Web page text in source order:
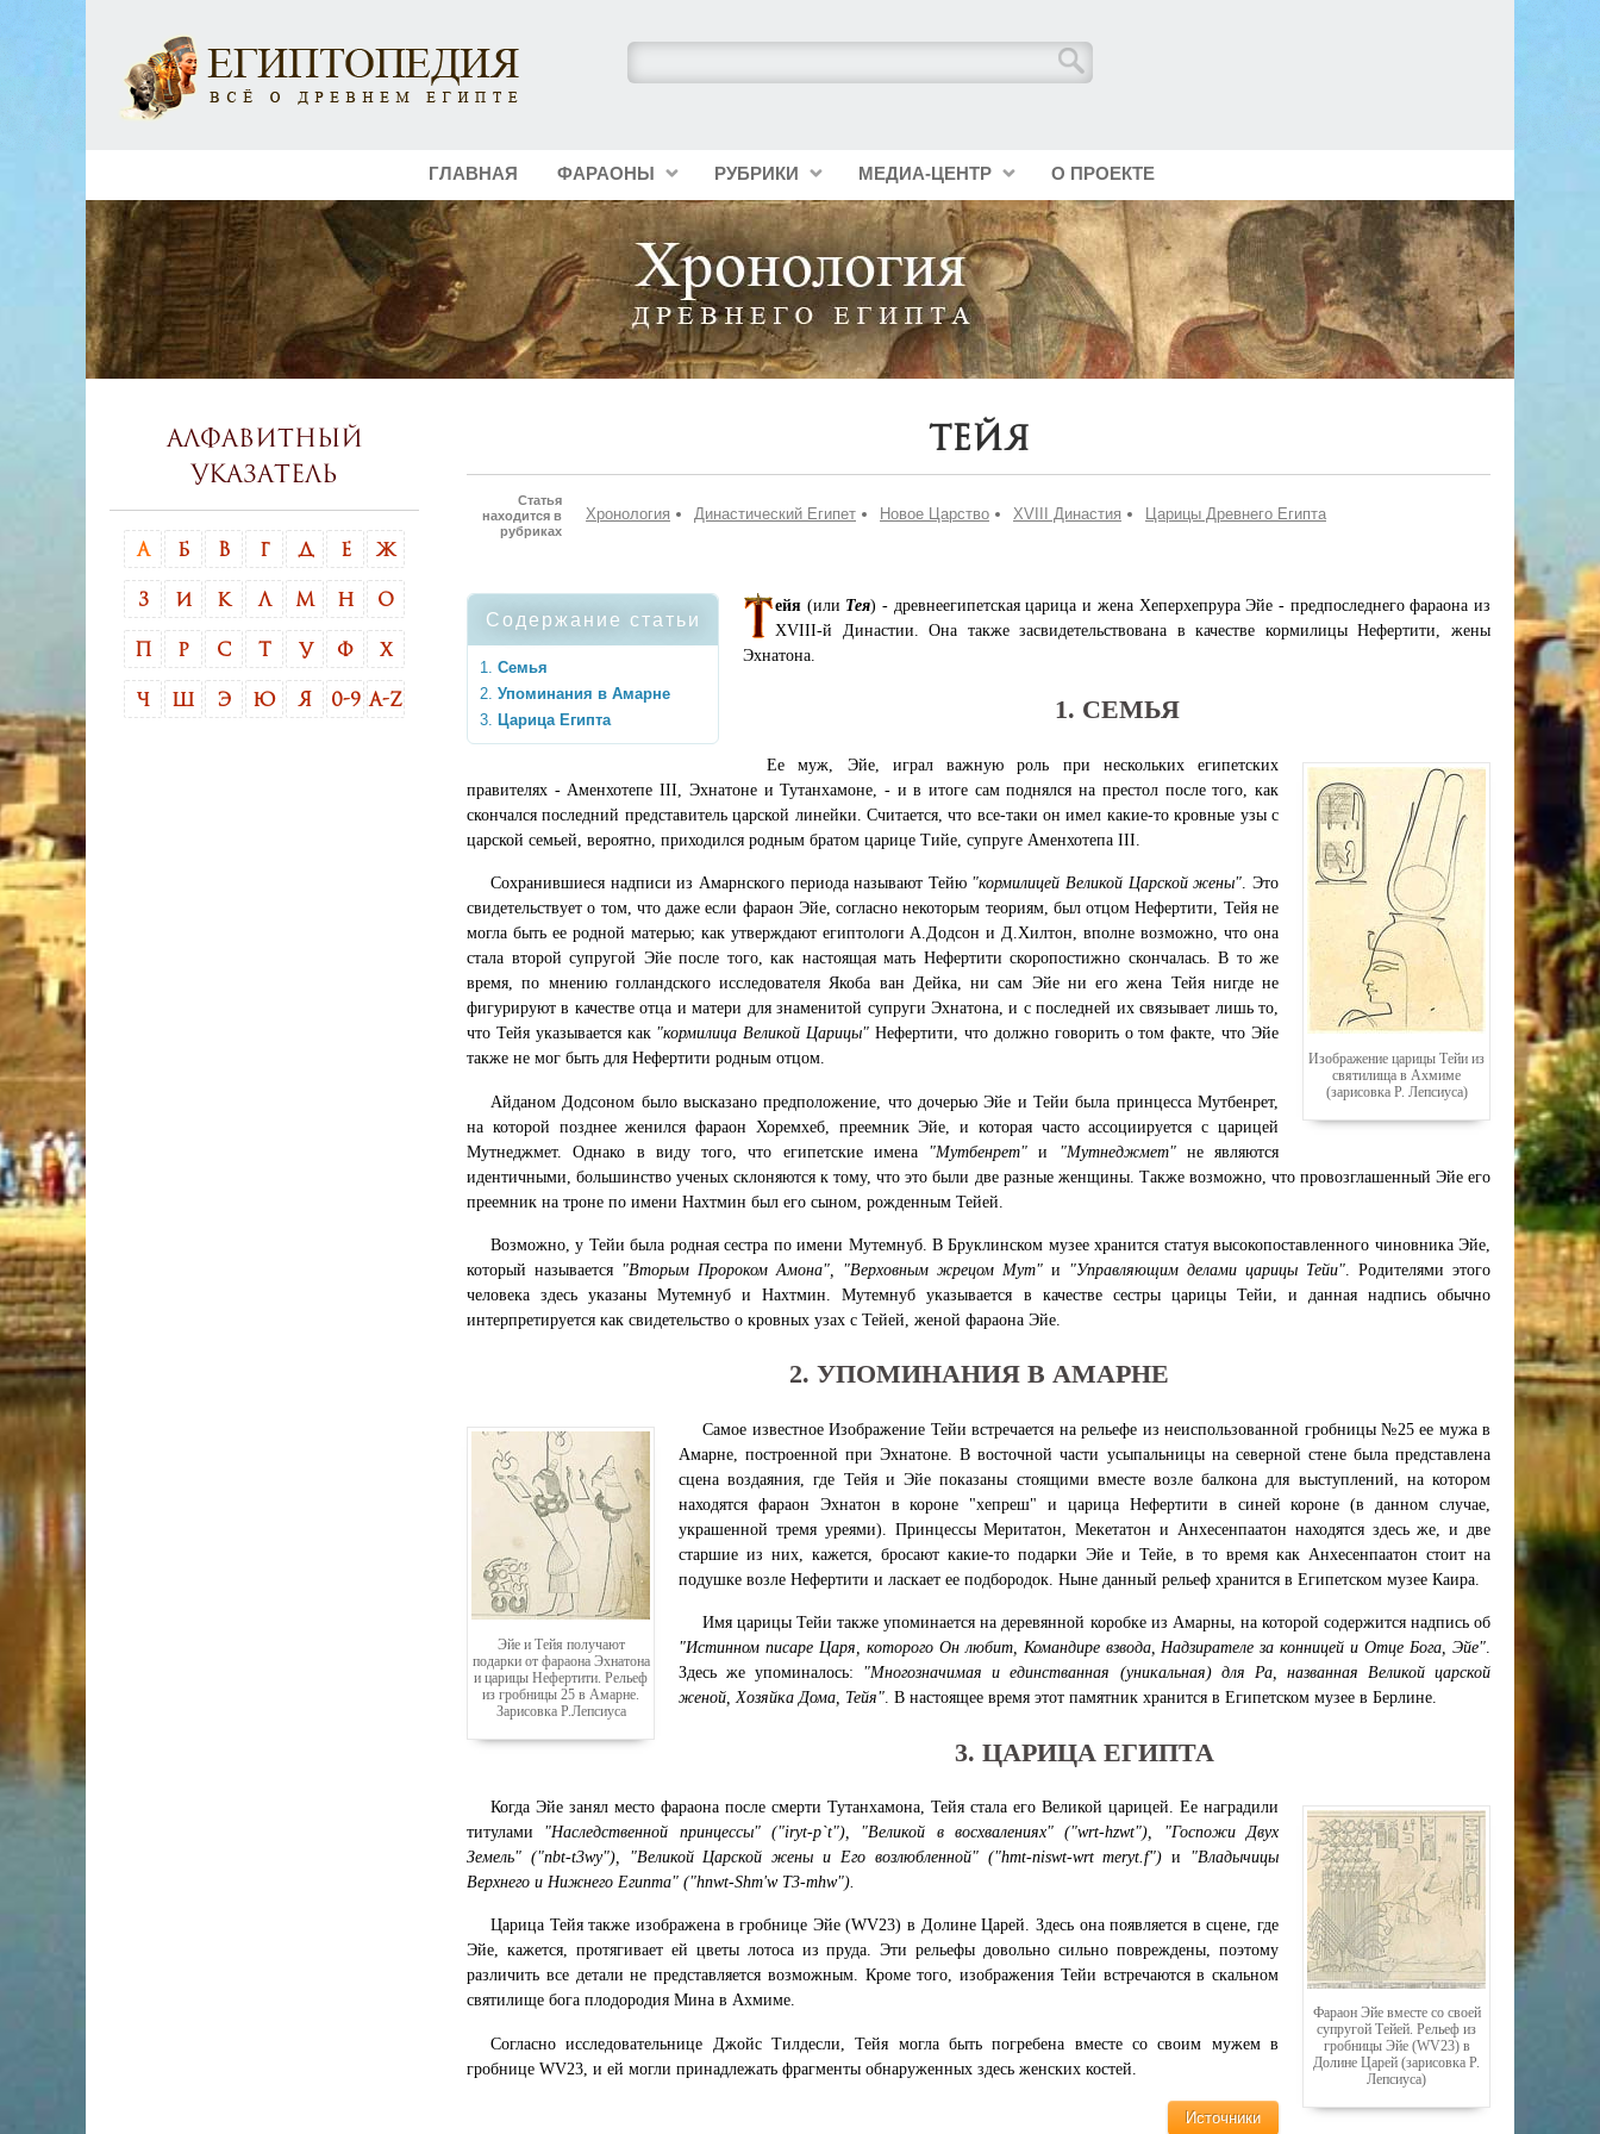
ГЛАВНАЯ ФАРАОНЫ РУБРИКИ МЕДИА-ЦЕНТР О ПРОЕКТЕ
Тейя
Статья
находится в
рубриках
Хронология Династический Египет Новое Царство XVIII Династия Царицы Древнего Египта
Содержание статьи
Семья
Упоминания в Амарне
Царица Египта
ейя (или Тея) - древнеегипетская царица и жена Хеперхепрура Эйе - предпоследнего фараона из
XVIII-й Династии. Она также засвидетельствована в качестве кормилицы Нефертити, жены
Эхнатона.
1. СЕМЬЯ
Изображение царицы Тейи из
святилища в Ахмиме
(зарисовка Р. Лепсиуса)
Ее муж, Эйе, играл важную роль при нескольких египетских
правителях - Аменхотепе III, Эхнатоне и Тутанхамоне, - и в итоге сам поднялся на престол после того, как
скончался последний представитель царской линейки. Считается, что все-таки он имел какие-то кровные узы с
царской семьей, вероятно, приходился родным братом царице Тийе, супруге Аменхотепа III.
Сохранившиеся надписи из Амарнского периода называют Тейю "кормилицей Великой Царской жены". Это
свидетельствует о том, что даже если фараон Эйе, согласно некоторым теориям, был отцом Нефертити, Тейя не
могла быть ее родной матерью; как утверждают египтологи А.Додсон и Д.Хилтон, вполне возможно, что она
стала второй супругой Эйе после того, как настоящая мать Нефертити скоропостижно скончалась. В то же
время, по мнению голландского исследователя Якоба ван Дейка, ни сам Эйе ни его жена Тейя нигде не
фигурируют в качестве отца и матери для знаменитой супруги Эхнатона, и с последней их связывает лишь то,
что Тейя указывается как "кормилица Великой Царицы" Нефертити, что должно говорить о том факте, что Эйе
также не мог быть для Нефертити родным отцом.
Айданом Додсоном было высказано предположение, что дочерью Эйе и Тейи была принцесса Мутбенрет,
на которой позднее женился фараон Хоремхеб, преемник Эйе, и которая часто ассоциируется с царицей
Мутнеджмет. Однако в виду того, что египетские имена "Мутбенрет" и "Мутнеджмет"не являются
идентичными, большинство ученых склоняются к тому, что это были две разные женщины. Также возможно, что провозглашенный Эйе его
преемник на троне по имени Нахтмин был его сыном, рожденным Тейей.
Возможно, у Тейи была родная сестра по имени Мутемнуб. В Бруклинском музее хранится статуя высокопоставленного чиновника Эйе,
который называется "Вторым Пророком Амона", "Верховным жрецом Мут" и "Управляющим делами царицы Тейи" . Родителями этого
человека здесь указаны Мутемнуб и Нахтмин. Мутемнуб указывается в качестве сестры царицы Тейи, и данная надпись обычно
интерпретируется как свидетельство о кровных узах с Тейей, женой фараона Эйе.
2. УПОМИНАНИЯ В АМАРНЕ
Эйе и Тейя получают
подарки от фараона Эхнатона
и царицы Нефертити. Рельеф
из гробницы 25 в Амарне.
Зарисовка Р.Лепсиуса
Самое известное Изображение Тейи встречается на рельефе из неиспользованной гробницы №25 ее мужа в
Амарне, построенной при Эхнатоне. В восточной части усыпальницы на северной стене была представлена
сцена воздаяния, где Тейя и Эйе показаны стоящими вместе возле балкона для выступлений, на котором
находятся фараон Эхнатон в короне "хепреш" и царица Нефертити в синей короне (в данном случае,
украшенной тремя уреями). Принцессы Меритатон, Мекетатон и Анхесенпаатон находятся здесь же, и две
старшие из них, кажется, бросают какие-то подарки Эйе и Тейе, в то время как Анхесенпаатон стоит на
подушке возле Нефертити и ласкает ее подбородок. Ныне данный рельеф хранится в Египетском музее Каира.
Имя царицы Тейи также упоминается на деревянной коробке из Амарны, на которой содержится надпись об
"Истинном писаре Царя, которого Он любит, Командире взвода, Надзирателе за конницей и Отце Бога, Эйе".
Здесь же упоминалось: "Многозначимая и единстванная (уникальная) для Ра, названная Великой царской
женой, Хозяйка Дома, Тейя". В настоящее время этот памятник хранится в Египетском музее в Берлине.
3. ЦАРИЦА ЕГИПТА
Фараон Эйе вместе со своей
супругой Тейей. Рельеф из
гробницы Эйе (WV23) в
Долине Царей (зарисовка Р.
Лепсиуса)
Когда Эйе занял место фараона после смерти Тутанхамона, Тейя стала его Великой царицей. Ее наградили
титулами "Наследственной принцессы" ("iryt-p`t"), "Великой в восхвалениях" ("wrt-hzwt"), "Госпожи Двух
Земель" ("nbt-t3wy"), "Великой Царской жены и Его возлюбленной" ("hmt-niswt-wrt meryt.f") и "Владычицы
Верхнего и Нижнего Египта" ("hnwt-Shm'w T3-mhw").
Царица Тейя также изображена в гробнице Эйе (WV23) в Долине Царей. Здесь она появляется в сцене, где
Эйе, кажется, протягивает ей цветы лотоса из пруда. Эти рельефы довольно сильно повреждены, поэтому
различить все детали не представляется возможным. Кроме того, изображения Тейи встречаются в скальном
святилище бога плодородия Мина в Ахмиме.
Согласно исследовательнице Джойс Тилдесли, Тейя могла быть погребена вместе со своим мужем в
гробнице WV23, и ей могли принадлежать фрагменты обнаруженных здесь женских костей.
Источники
Алфавитный
указатель
А Б В Г Д Е Ж
З И К Л М Н О
Р С Т У Ф Х
Ч Э Ю Я 0-9 A-Z